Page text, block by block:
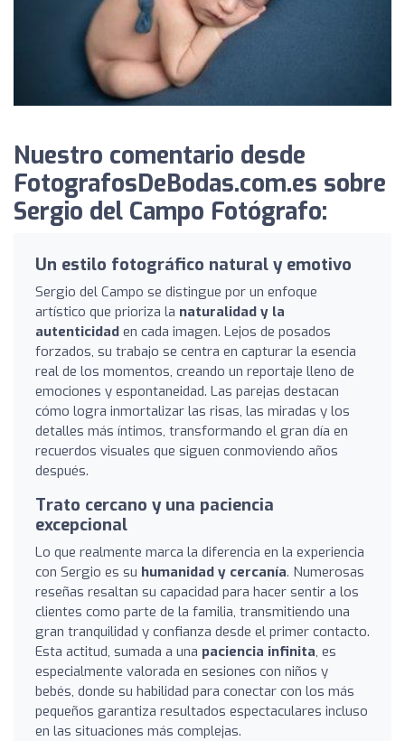
Nuestro comentario desde
FotografosDeBodas.com.es sobre
Sergio del Campo Fotógrafo:
Un estilo fotográfico natural y emotivo
Sergio del Campo se distingue por un enfoque
artístico que prioriza la naturalidad y la
autenticidad en cada imagen. Lejos de posados
forzados, su trabajo se centra en capturar la esencia
real de los momentos, creando un reportaje lleno de
emociones y espontaneidad. Las parejas destacan
cómo logra inmortalizar las risas, las miradas y los
detalles más íntimos, transformando el gran día en
recuerdos visuales que siguen conmoviendo años
después.
Trato cercano y una paciencia
excepcional
Lo que realmente marca la diferencia en la experiencia
con Sergio es su humanidad y cercanía. Numerosas
reseñas resaltan su capacidad para hacer sentir a los
clientes como parte de la familia, transmitiendo una
gran tranquilidad y confianza desde el primer contacto.
Esta actitud, sumada a una paciencia infinita, es
especialmente valorada en sesiones con niños y
bebés, donde su habilidad para conectar con los más
pequeños garantiza resultados espectaculares incluso
en las situaciones más complejas.